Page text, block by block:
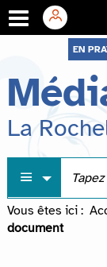
menu
contenu
recherche
EN
La
Vous êtes ici :
document